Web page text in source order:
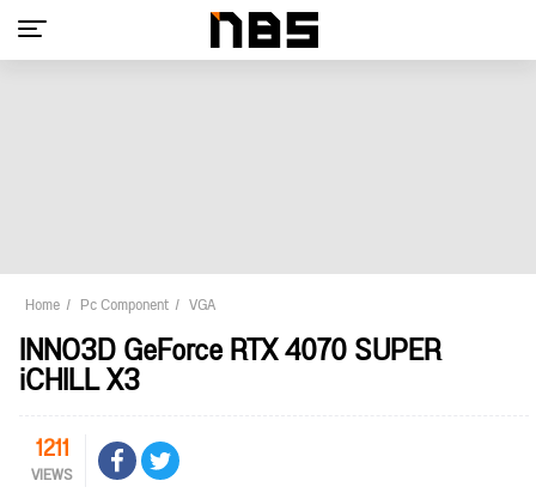
Home Pc Component VGA
INNO3D GeForce RTX 4070 SUPER
iCHILL X3
1211
VIEWS